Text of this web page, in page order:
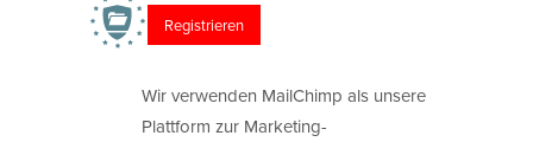
Wir verwenden MailChimp als unsere
Plattform zur Marketing-